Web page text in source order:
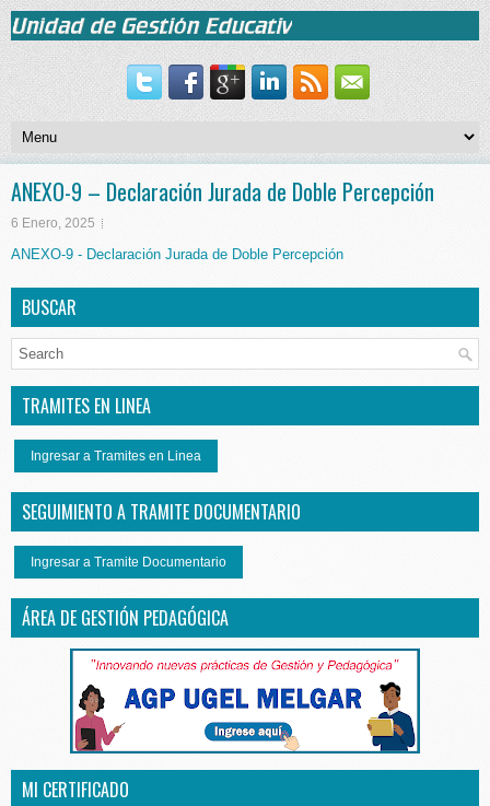
ANEXO-9 – Declaración Jurada de Doble Percepción
6 Enero, 2025
ANEXO-9 - Declaración Jurada de Doble Percepción
BUSCAR
TRAMITES EN LINEA
Ingresar a Tramites en Linea
SEGUIMIENTO A TRAMITE DOCUMENTARIO
Ingresar a Tramite Documentario
ÁREA DE GESTIÓN PEDAGÓGICA
MI CERTIFICADO